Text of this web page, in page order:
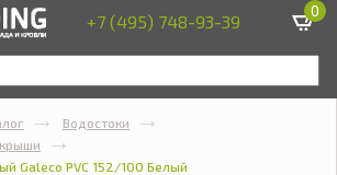
+7 (495) 748-93-39 0
Водостоки
Galeco PVC 152/100 Белый